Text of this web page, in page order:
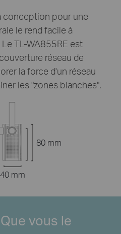
conception pour une
le rend facile à
TL-WA855RE est
réseau de
la force d'un réseau
les "zones blanches".
40 mm
80 mm
vous le